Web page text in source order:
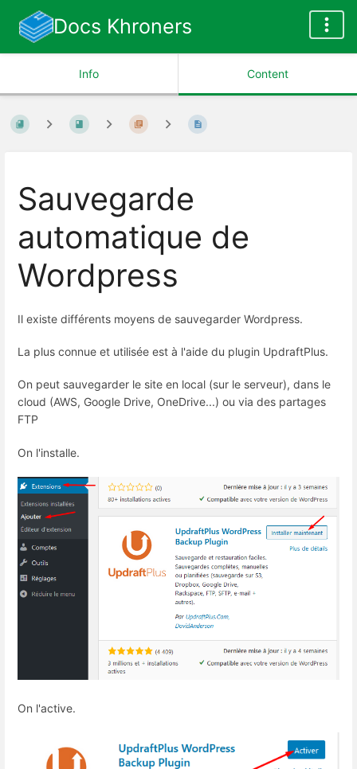
Docs Khroners
Info Content
Sauvegarde
automatique de
Wordpress
Il existe différents moyens de sauvegarder Wordpress.
La plus connue et utilisée est à l'aide du plugin UpdraftPlus.
On peut sauvegarder le site en local (sur le serveur), dans le
cloud (AWS, Google Drive, OneDrive...) ou via des partages
FTP
On l'installe.
On l'active.